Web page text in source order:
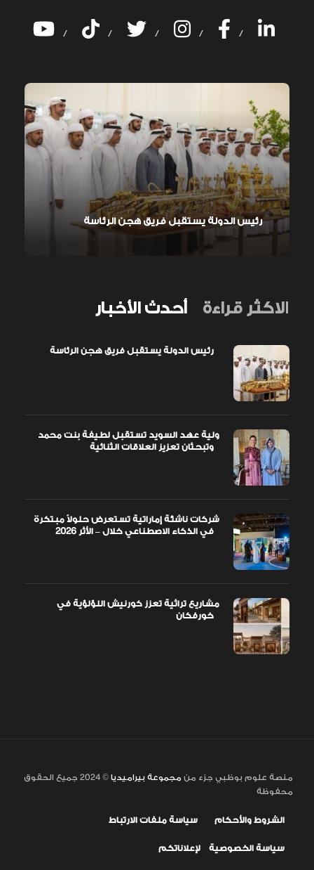
/ / / / /
رئيس الدولة يستقبل فريق هجن الرئاسة
أحدث الأخبار الاكثر قراءة
ولية عهد السويد تستقبل لطيفة بنت محمد
شركات ناشئة إماراتية تستعرض حلولاً مبتكرة
مشاريع تراثية تعزز كورنيش اللؤلؤية في
منصة علوم بوظبي جزء من مجموعة بيراميديا
© 2024 جميع الحقوق
محفوظة
الشروط والأحكام سياسة ملفات الارتباط
سياسة الخصوصية لإعلاناتكم